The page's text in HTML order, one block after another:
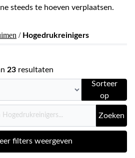
steeds te hoeven verplaatsen.
/ Hogedrukreinigers
23 resultaten
Sorteer
op
Zoeken
filters weergeven